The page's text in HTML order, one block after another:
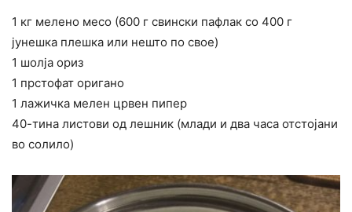
1 кг мелено месо (600 г свински пафлак со 400 г
јунешка плешка или нешто по свое)
1 шолја ориз
1 прстофат оригано
1 лажичка мелен црвен пипер
40-тина листови од лешник (млади и два часа отстојани
во солило)